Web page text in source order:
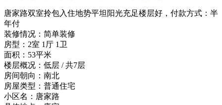
唐家路双室拎包入住地势平坦阳光充足楼层好， 付款方式： 半
年付
装修情况： 简单装修
房型： 2室 1厅 1卫
面积： 53平米
楼层概况： 低层 / 共7层
房间朝向： 南北
房屋类型： 普通住宅
小区名： 唐家路